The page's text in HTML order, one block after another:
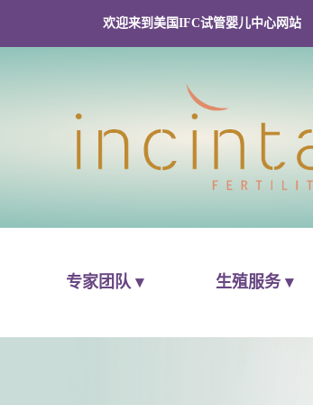
欢迎来到美国IFC试管婴儿中心网站
专家团队 ▾ 生殖服务 ▾